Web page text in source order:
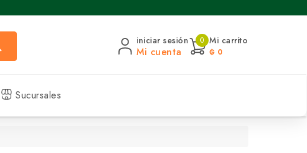
iniciar sesión
Mi cuenta
0 Mi carrito
₲ 0
Sucursales